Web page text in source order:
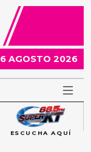
6 AGOSTO 2026
ESCUCHA AQUÍ